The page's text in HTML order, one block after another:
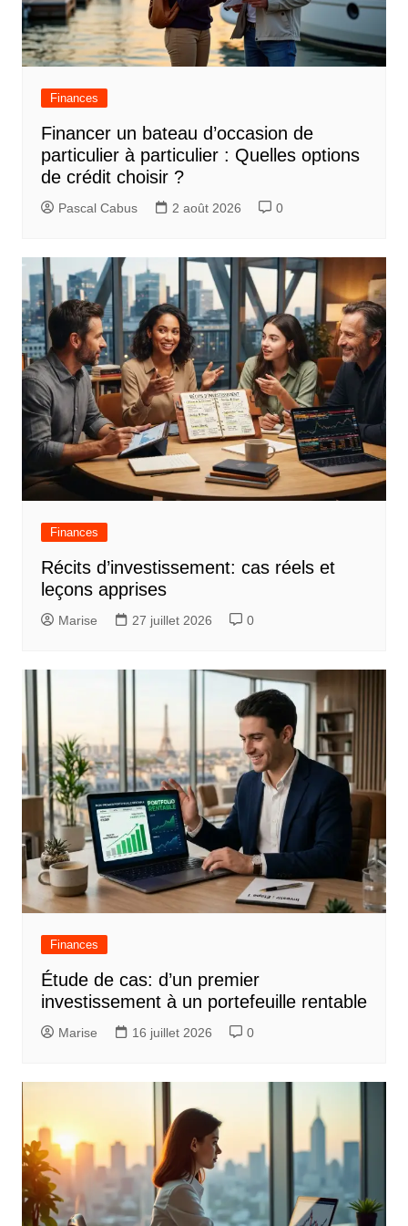
o
n
t
c
l
e
Finances
Financer un bateau d’occasion de
particulier à particulier : Quelles options
de crédit choisir ?
Pascal Cabus 2 août 2026 0
Finances
Récits d’investissement: cas réels et
leçons apprises
Marise 27 juillet 2026 0
Finances
Étude de cas: d’un premier
investissement à un portefeuille rentable
Marise 16 juillet 2026 0